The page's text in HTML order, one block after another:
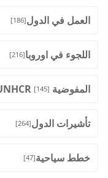
العمل في الدول[186]
اللجوء في اوروبا[216]
المفوضية UNHCR [145]
تأشيرات الدول[264]
خطط سياحية[47]